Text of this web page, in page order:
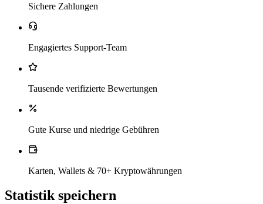
Sichere Zahlungen
Engagiertes Support-Team
Tausende verifizierte Bewertungen
Gute Kurse und niedrige Gebühren
Karten, Wallets & 70+ Kryptowährungen
Statistik speichern